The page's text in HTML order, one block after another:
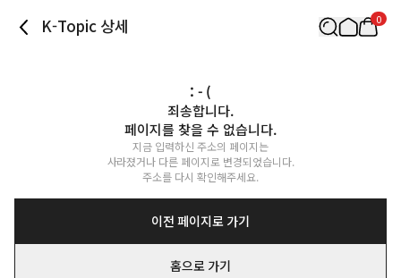
K-Topic 상세 0
: - (
죄송합니다.
페이지를 찾을 수 없습니다.
지금 입력하신 주소의 페이지는
사라졌거나 다른 페이지로 변경되었습니다.
주소를 다시 확인해주세요.
이전 페이지로 가기
홈으로 가기